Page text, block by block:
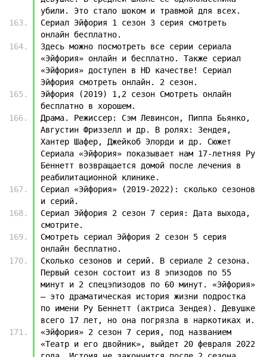
убили. Это стало шоком и травмой для всех.
Сериал Эйфория 1 сезон 3 серия смотреть
онлайн бесплатно.
Здесь можно посмотреть все серии сериала
«Эйфория» онлайн и бесплатно. Также сериал
«Эйфория» доступен в HD качестве! Сериал
Эйфория смотреть онлайн. 2 сезон.
Эйфория (2019) 1,2 сезон Смотреть онлайн
бесплатно в хорошем.
Драма. Режиссер: Сэм Левинсон, Пиппа Бьянко,
Августин Фриззелл и др. В ролях: Зендея,
Хантер Шафер, Джейкоб Элорди и др. Сюжет
Сериала «Эйфория» показывает нам 17-летняя Ру
Беннетт возвращается домой после лечения в
реабилитационной клинике.
Сериал «Эйфория» (2019-2022): сколько сезонов
и серий.
Сериал Эйфория 2 сезон 7 серия: Дата выхода,
смотрите.
Смотреть сериал Эйфория 2 сезон 5 серия
онлайн бесплатно.
Сколько сезонов и серий. В сериале 2 сезона.
Первый сезон состоит из 8 эпизодов по 55
минут и 2 спецэпизодов по 60 минут. «Эйфория»
— это драматическая история жизни подростка
по имени Ру Беннетт (актриса Зендея). Девушке
всего 17 лет, но она погрязла в наркотиках и.
«Эйфория» 2 сезон 7 серия, под названием
«Театр и его двойник», выйдет 20 февраля 2022